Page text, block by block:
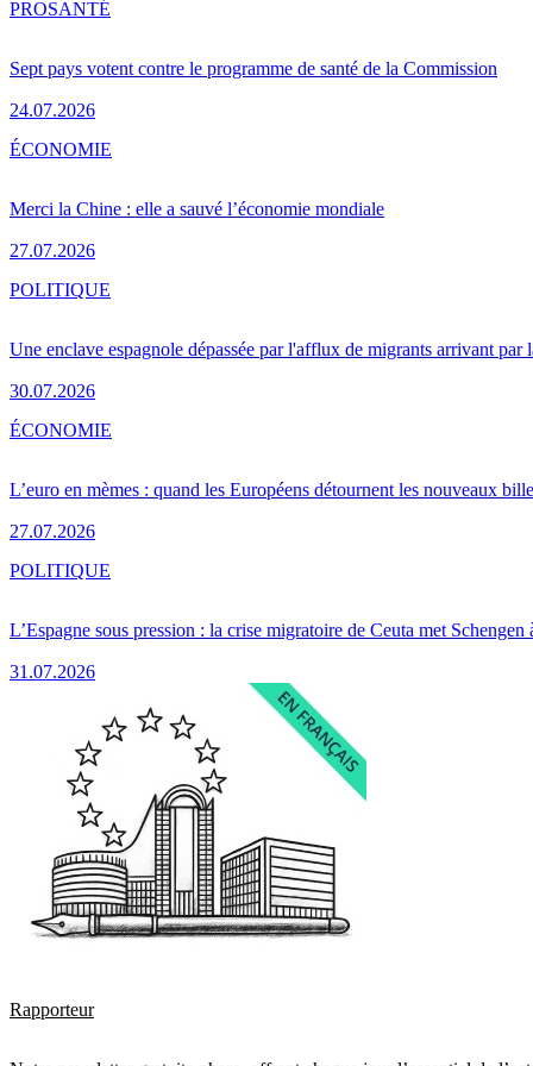
Sept pays votent contre le programme de santé de la Commission
24.07.2026
PROSANTÉ
Merci la Chine : elle a sauvé l’économie mondiale
27.07.2026
ÉCONOMIE
Une enclave espagnole dépassée par l'afflux de migrants arrivant par
30.07.2026
POLITIQUE
L’euro en mèmes : quand les Européens détournent les nouveaux
27.07.2026
ÉCONOMIE
L’Espagne sous pression : la crise migratoire de Ceuta met Schengen
31.07.2026
POLITIQUE
Rapporteur